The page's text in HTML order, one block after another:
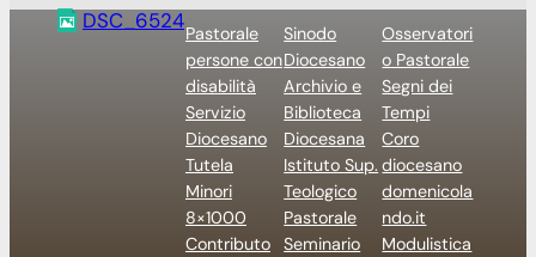
DSC_6524Pastorale
persone con
disabilità
Servizio
Diocesano
Tutela
Minori
8×1000
Contributo
Sinodo
Diocesano
Archivio e
Biblioteca
Diocesana
Istituto Sup.
Teologico
Pastorale
Seminario
Osservatori
o Pastorale
Segni dei
Tempi
Coro
diocesano
domenicola
ndo.it
Modulistica